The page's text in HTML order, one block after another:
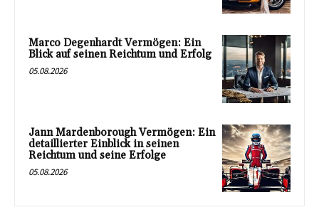
Marco Degenhardt Vermögen: Ein
Blick auf seinen Reichtum und Erfolg
05.08.2026
Jann Mardenborough Vermögen: Ein
detaillierter Einblick in seinen
Reichtum und seine Erfolge
05.08.2026